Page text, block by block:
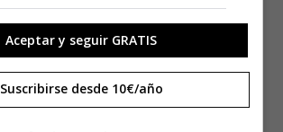
Aceptar y seguir GRATIS
Suscribirse desde 10€/año